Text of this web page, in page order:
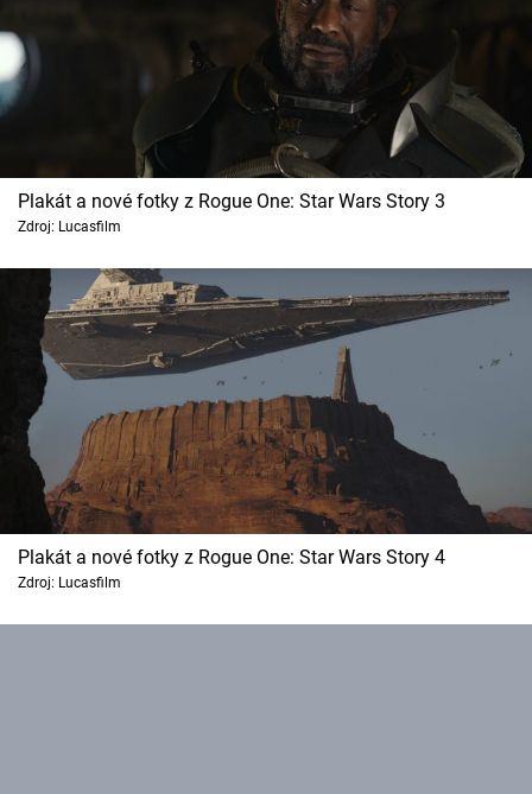
Plakát a nové fotky z Rogue One: Star Wars Story 3
Zdroj: Lucasfilm
Plakát a nové fotky z Rogue One: Star Wars Story 4
Zdroj: Lucasfilm